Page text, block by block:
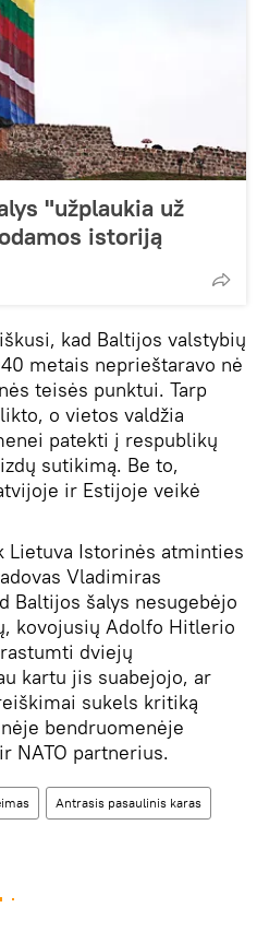
"užplaukia už
istoriją
kad Baltijos valstybių
metais neprieštaravo nė
teisės punktui. Tarp
o vietos valdžia
patekti į respublikų
sutikimą. Be to,
ir Estijoje veikė
Lietuva Istorinės atminties
Vladimiras
Baltijos šalys nesugebėjo
kovojusių Adolfo Hitlerio
dviejų
kartu jis suabejojo, ar
sukels kritiką
bendruomenėje
NATO partnerius.
Antrasis pasaulinis karas